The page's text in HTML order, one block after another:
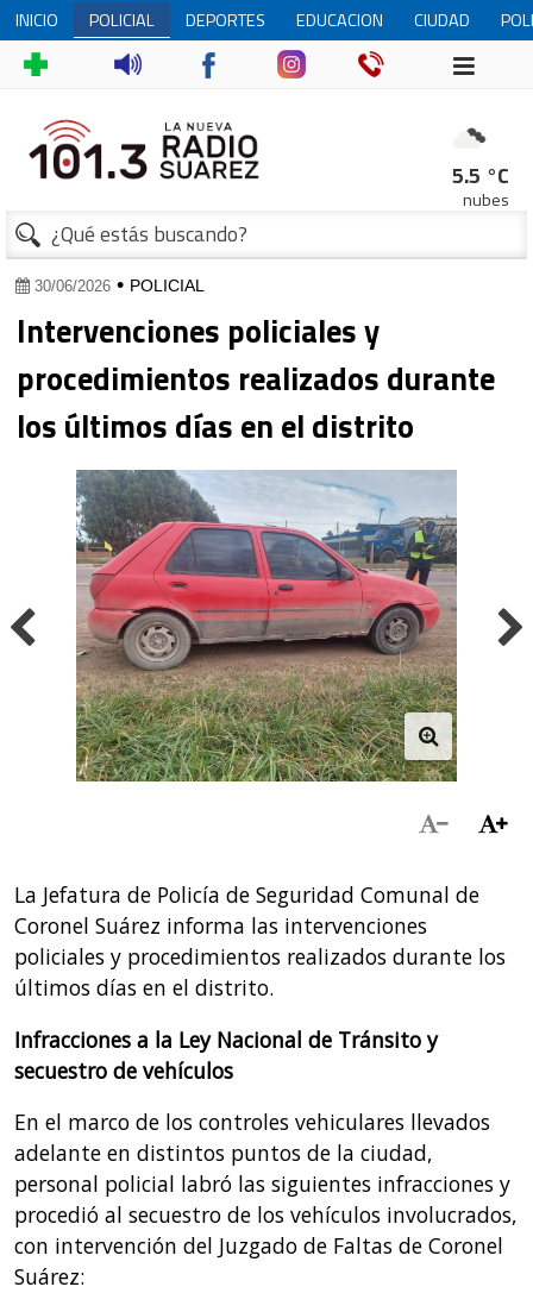
INICIO POLICIAL DEPORTES EDUCACION CIUDAD
5.5 °C
nubes
30/06/2026• POLICIAL
Intervenciones policiales y
procedimientos realizados durante
los últimos días en el distrito
La Jefatura de Policía de Seguridad Comunal de
Coronel Suárez informa las intervenciones
policiales y procedimientos realizados durante los
últimos días en el distrito.
Infracciones a la Ley Nacional de Tránsito y
secuestro de vehículos
En el marco de los controles vehiculares llevados
adelante en distintos puntos de la ciudad,
personal policial labró las siguientes infracciones y
procedió al secuestro de los vehículos involucrados,
con intervención del Juzgado de Faltas de Coronel
Suárez: